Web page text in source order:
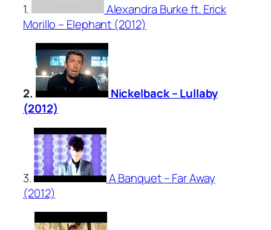
1.
Alexandra Burke ft. Erick
Morillo – Elephant (2012)
2.
Nickelback – Lullaby
(2012)
3.
A Banquet – Far Away
(2012)